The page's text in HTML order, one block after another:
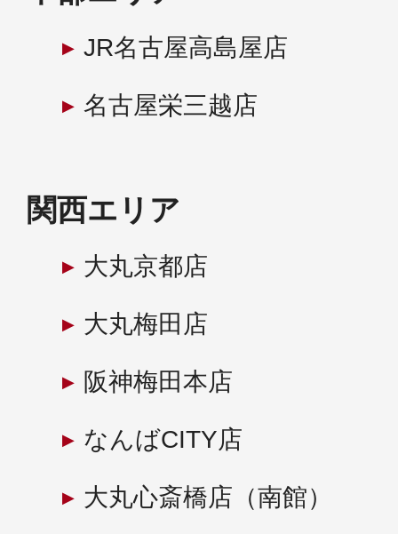
JR名古屋高島屋店
名古屋栄三越店
関西エリア
大丸京都店
大丸梅田店
阪神梅田本店
なんばCITY店
大丸心斎橋店（南館）